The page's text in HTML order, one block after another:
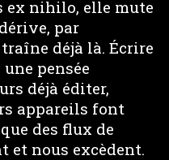
ex nihilo, elle mute
par
déjà là. Écrire
pensée
déjà éditer,
appareils font
des flux de
et nous excèdent.